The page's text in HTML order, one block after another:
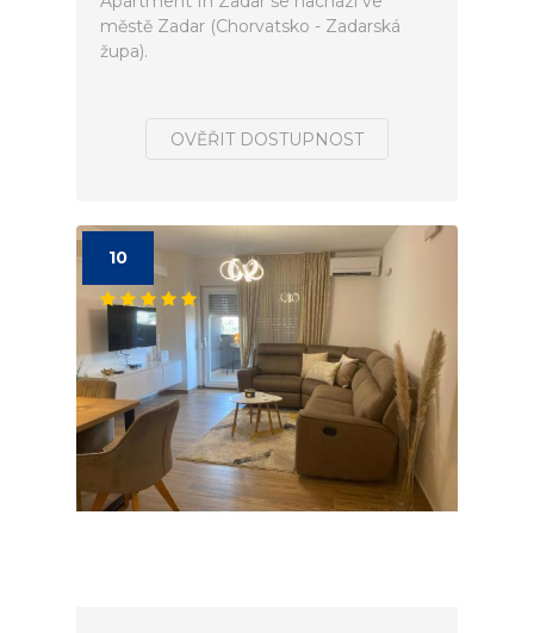
městě Zadar (Chorvatsko - Zadarská
župa).
OVĚŘIT DOSTUPNOST
10